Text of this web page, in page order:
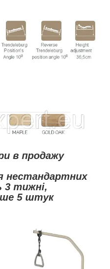
в продажу
нестандартних
3 тижні,
5 штук